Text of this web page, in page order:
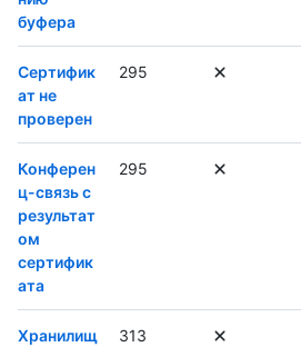
буфера
Сертифик
ат не
проверен
295
Конферен
ц-связь с
результат
ом
сертифик
ата
295
Хранилищ
313